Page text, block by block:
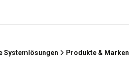
Systemlösungen Produkte & Marken